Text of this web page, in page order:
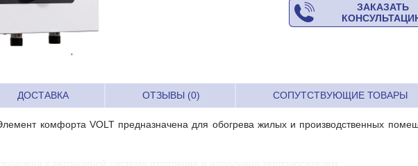
ЗАКАЗАТЬ
ДОСТАВКА ОТЗЫВЫ (0) СОПУТСТВУЮЩИЕ ТОВАРЫ
комфорта VOLT предназначена для обогрева жилых и производственных